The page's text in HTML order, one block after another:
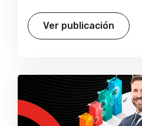
Ver publicación